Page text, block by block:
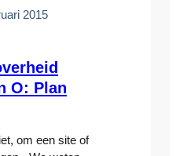
2015
O: Plan
om een site of